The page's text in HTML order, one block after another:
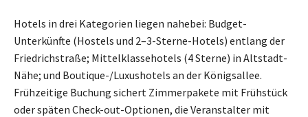
Hotels in drei Kategorien liegen nahebei: Budget-
Unterkünfte (Hostels und 2–3-Sterne-Hotels) entlang der
Friedrichstraße; Mittelklassehotels (4 Sterne) in Altstadt-
Nähe; und Boutique-/Luxushotels an der Königsallee.
Frühzeitige Buchung sichert Zimmerpakete mit Frühstück
oder späten Check-out-Optionen, die Veranstalter mit